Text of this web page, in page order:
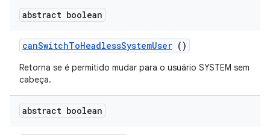
abstract boolean
canSwitchToHeadlessSystemUser ()
Retorna se é permitido mudar para o usuário SYSTEM sem
cabeça.
abstract boolean